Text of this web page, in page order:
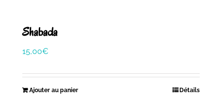
Shabada
15,00€
Ajouter au panier Détails